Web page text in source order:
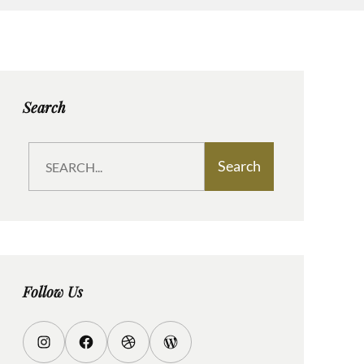
Search
a
Search
Follow Us
I
F
D
W